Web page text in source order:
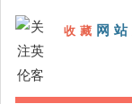
收藏 网站